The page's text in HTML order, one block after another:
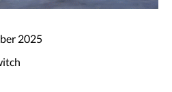
2025